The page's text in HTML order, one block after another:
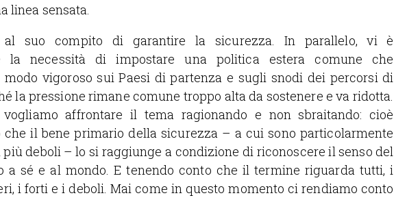
linea sensata.
al suo compito di garantire la sicurezza. In parallelo, vi è
la necessità di impostare una politica estera comune che
vigoroso sui Paesi di partenza e sugli snodi dei percorsi di
la pressione rimane comune troppo alta da sostenere e va ridotta.
affrontare il tema ragionando e non sbraitando: cioè
che il bene primario della sicurezza – a cui sono particolarmente
deboli – lo si raggiunge a condizione di riconoscere il senso del
a sé e al mondo. E tenendo conto che il termine riguarda tutti, i
i forti e i deboli. Mai come in questo momento ci rendiamo conto